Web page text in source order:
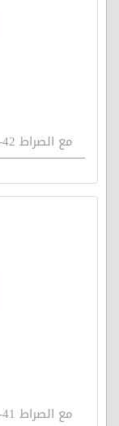
مع الصراط 42- شيكات التواصل الإجتماعي
مع الصراط 41- بر الوالدين